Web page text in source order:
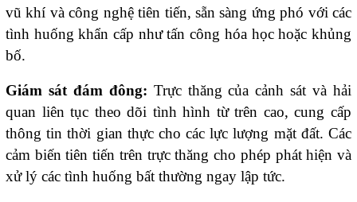
vũ khí và công nghệ tiên tiến, sẵn sàng ứng phó với các
tình huống khẩn cấp như tấn công hóa học hoặc khủng
bố.
Giám sát đám đông: Trực thăng của cảnh sát và hải
quan liên tục theo dõi tình hình từ trên cao, cung cấp
thông tin thời gian thực cho các lực lượng mặt đất. Các
cảm biến tiên tiến trên trực thăng cho phép phát hiện và
xử lý các tình huống bất thường ngay lập tức.